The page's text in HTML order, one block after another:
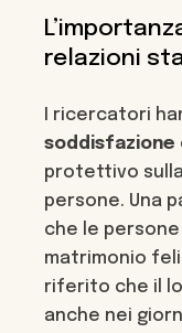
relazioni
I ricercatori
soddisfazione
protettivo
persone. Una
che le
matrimonio
riferito che il
anche nei